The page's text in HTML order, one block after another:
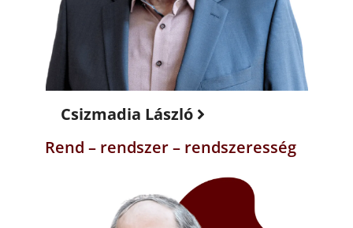
Csizmadia László
Rend – rendszer – rendszeresség